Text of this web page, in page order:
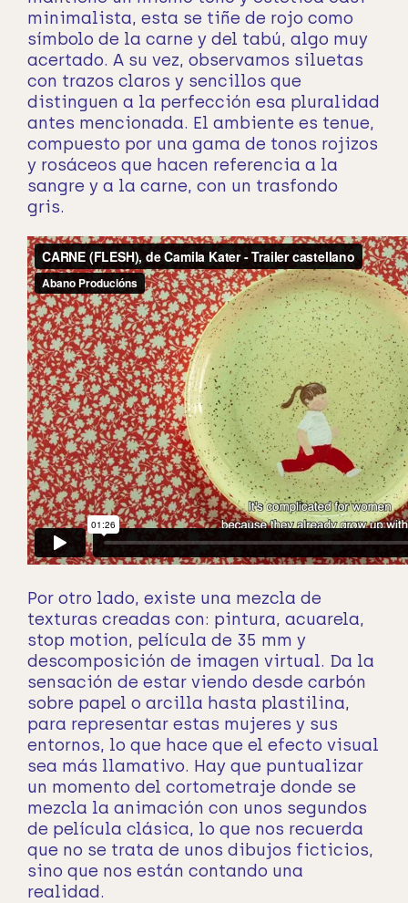
minimalista, esta se tiñe de rojo como
símbolo de la carne y del tabú, algo muy
acertado. A su vez, observamos siluetas
con trazos claros y sencillos que
distinguen a la perfección esa pluralidad
antes mencionada. El ambiente es tenue,
compuesto por una gama de tonos rojizos
y rosáceos que hacen referencia a la
sangre y a la carne, con un trasfondo
gris.
Por otro lado, existe una mezcla de
texturas creadas con: pintura, acuarela,
stop motion, película de 35 mm y
descomposición de imagen virtual. Da la
sensación de estar viendo desde carbón
sobre papel o arcilla hasta plastilina,
para representar estas mujeres y sus
entornos, lo que hace que el efecto visual
sea más llamativo. Hay que puntualizar
un momento del cortometraje donde se
mezcla la animación con unos segundos
de película clásica, lo que nos recuerda
que no se trata de unos dibujos ficticios,
sino que nos están contando una
realidad.